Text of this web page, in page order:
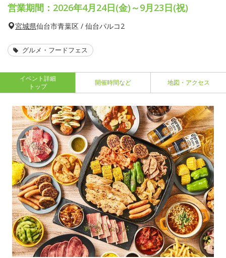
営業期間：2026年4月24日(金)～9月23日(祝)
宮城県仙台市青葉区 / 仙台パルコ2
グルメ・フードフェス
イベント詳細
トップ
開催時間など 地図・アクセス